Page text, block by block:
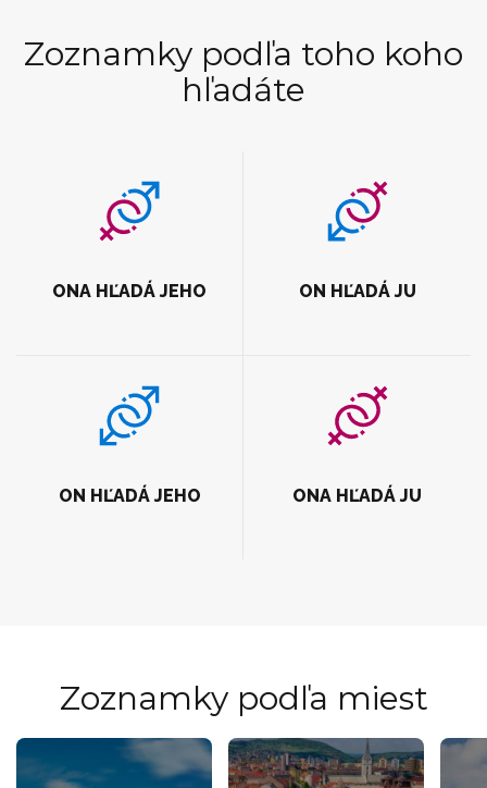
Zoznamky podľa toho koho
hľadáte
ONA HĽADÁ JEHO ON HĽADÁ JU
ON HĽADÁ JEHO ONA HĽADÁ JU
Zoznamky podľa miest